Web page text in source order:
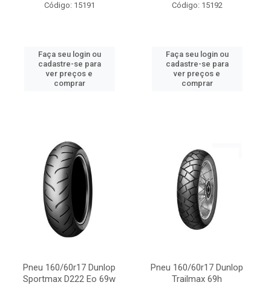
Código: 15191
Faça seu login ou
cadastre-se para
ver preços e
comprar
Código: 15192
Faça seu login ou
cadastre-se para
ver preços e
comprar
Pneu 160/60r17 Dunlop
Sportmax D222 Eo 69w
Pneu 160/60r17 Dunlop
Trailmax 69h